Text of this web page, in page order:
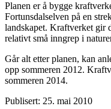
Planen er å bygge
Fortunsdalselven på en
landskapet. Kraftverket gir
relativt små inngrep i
Går alt etter planen, kan
opp sommeren 2012.
sommeren 2014.
Publisert: 25. mai 2010